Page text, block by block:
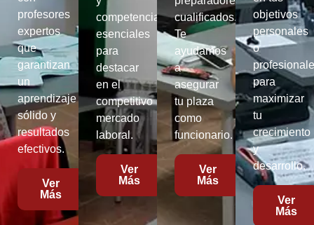
profesores
expertos
que
garantizan
un
aprendizaje
sólido y
resultados
efectivos.
Ver
Más
competencias,
esenciales
para
destacar
en el
competitivo
mercado
laboral.
Ver
Más
cualificados.
Te
ayudamos
a
asegurar
tu plaza
como
funcionario.
Ver
Más
objetivos
personales
o
para
maximizar
tu
crecimiento
y
desarrollo.
Ver
Más